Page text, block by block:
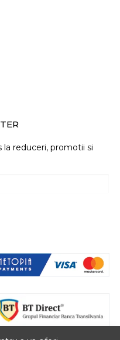
la reduceri, promotii si